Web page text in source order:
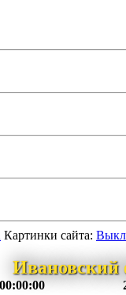
Картинки сайта: Выкл
00:00:00